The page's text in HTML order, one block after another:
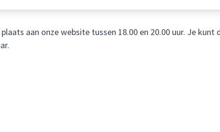
aan onze website tussen 18.00 en 20.00 uur. Je kunt